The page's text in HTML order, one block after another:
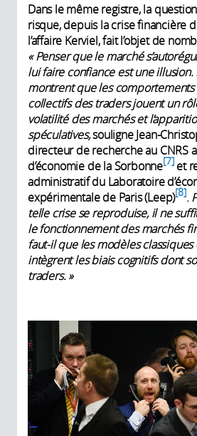
Dans le même registre, la
risque, depuis la crise financière
l’affaire Kerviel, fait l’objet de
« Penser que le marché
lui faire confiance est une
montrent que les
collectifs des traders jouent un
volatilité des marchés et
spéculatives,souligne Jean-
directeur de recherche au CNRS
d’économie de la Sorbonne 7 et
administratif du Laboratoire
expérimentale de Paris (Leep) 8 .
telle crise se reproduise, il ne
le fonctionnement des marchés
faut-il que les modèles classiques
intègrent les biais cognitifs dont
traders. »